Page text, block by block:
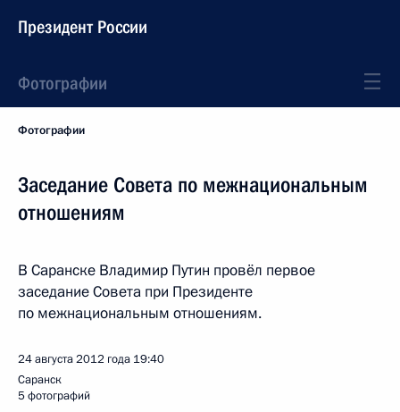
Президент России
Фотографии
Фотографии
Заседание Совета по межнациональным
отношениям
В Саранске Владимир Путин провёл первое
заседание Совета при Президенте
по межнациональным отношениям.
24 августа 2012 года 19:40
Саранск
5 фотографий